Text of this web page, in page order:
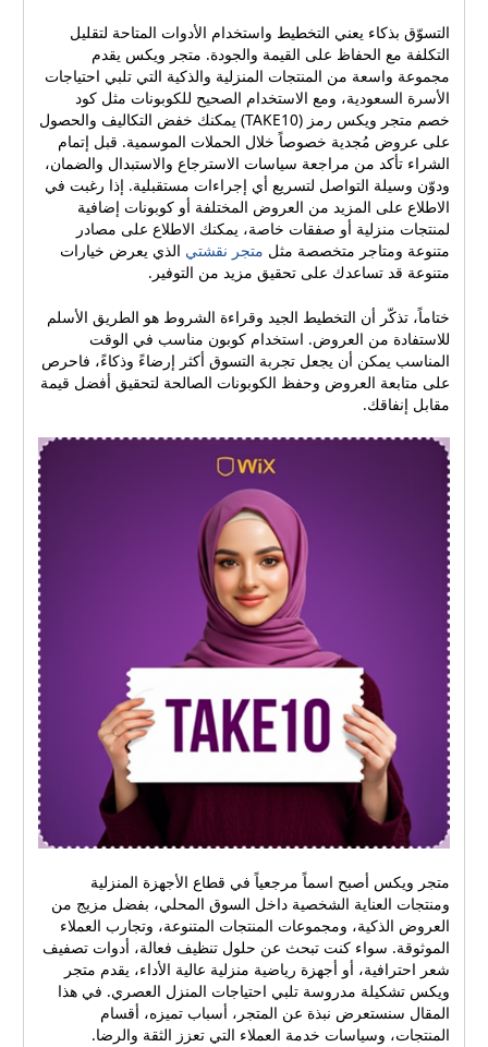
التسوّق بذكاء يعني التخطيط واستخدام الأدوات المتاحة لتقليل
التكلفة مع الحفاظ على القيمة والجودة. متجر ويكس يقدم
مجموعة واسعة من المنتجات المنزلية والذكية التي تلبي احتياجات
الأسرة السعودية، ومع الاستخدام الصحيح للكوبونات مثل كود
خصم متجر ويكس رمز (TAKE10) يمكنك خفض التكاليف والحصول
على عروض مُجدية خصوصاً خلال الحملات الموسمية. قبل إتمام
الشراء تأكد من مراجعة سياسات الاسترجاع والاستبدال والضمان،
ودوّن وسيلة التواصل لتسريع أي إجراءات مستقبلية. إذا رغبت في
الاطلاع على المزيد من العروض المختلفة أو كوبونات إضافية
لمنتجات منزلية أو صفقات خاصة، يمكنك الاطلاع على مصادر
متنوعة ومتاجر متخصصة مثل متجر نقشتي الذي يعرض خيارات
متنوعة قد تساعدك على تحقيق مزيد من التوفير.
ختاماً، تذكّر أن التخطيط الجيد وقراءة الشروط هو الطريق الأسلم
للاستفادة من العروض. استخدام كوبون مناسب في الوقت
المناسب يمكن أن يجعل تجربة التسوق أكثر إرضاءً وذكاءً، فاحرص
على متابعة العروض وحفظ الكوبونات الصالحة لتحقيق أفضل قيمة
مقابل إنفاقك.
متجر ويكس أصبح اسماً مرجعياً في قطاع الأجهزة المنزلية
ومنتجات العناية الشخصية داخل السوق المحلي، بفضل مزيج من
العروض الذكية، ومجموعات المنتجات المتنوعة، وتجارب العملاء
الموثوقة. سواء كنت تبحث عن حلول تنظيف فعالة، أدوات تصفيف
شعر احترافية، أو أجهزة رياضية منزلية عالية الأداء، يقدم متجر
ويكس تشكيلة مدروسة تلبي احتياجات المنزل العصري. في هذا
المقال سنستعرض نبذة عن المتجر، أسباب تميزه، أقسام
المنتجات، وسياسات خدمة العملاء التي تعزز الثقة والرضا.